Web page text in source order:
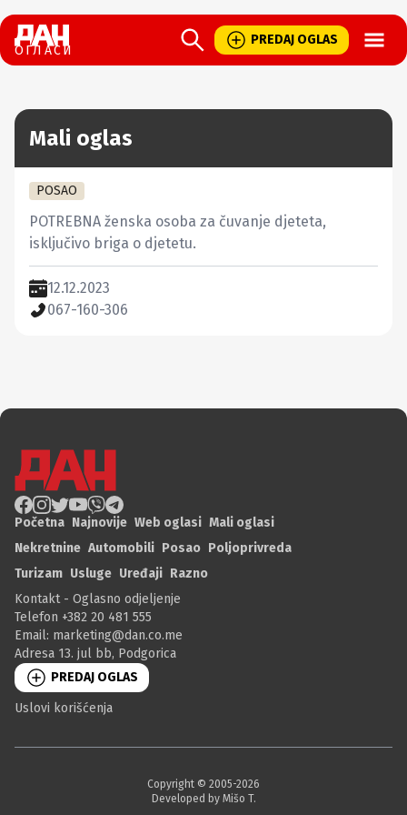
ОГЛАСИ
PREDAJ OGLAS
Mali oglas
POSAO
POTREBNA ženska osoba za čuvanje djeteta,
isključivo briga o djetetu.
12.12.2023
067-160-306
Početna Najnovije Web oglasi Mali oglasi
Nekretnine Automobili Posao Poljoprivreda
Turizam Usluge Uređaji Razno
Kontakt - Oglasno odjeljenje
Telefon +382 20 481 555
Email: marketing@dan.co.me
Adresa 13. jul bb, Podgorica
PREDAJ OGLAS
Uslovi korišćenja
Copyright © 2005-2026
Developed by Mišo T.